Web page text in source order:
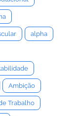
alpha
Ambição
Trabalho